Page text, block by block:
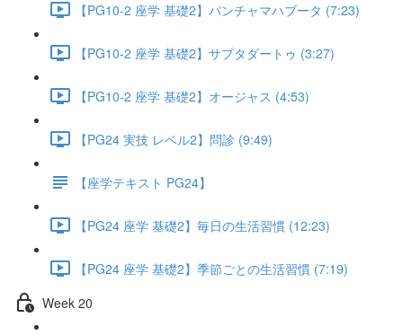
【PG10-2 座学 基礎2】パンチャマハブータ (7:23)
【PG10-2 座学 基礎2】サプタダートゥ (3:27)
【PG10-2 座学 基礎2】オージャス (4:53)
【PG24 実技 レベル2】問診 (9:49)
【座学テキスト PG24】
【PG24 座学 基礎2】毎日の生活習慣 (12:23)
【PG24 座学 基礎2】季節ごとの生活習慣 (7:19)
Week 20